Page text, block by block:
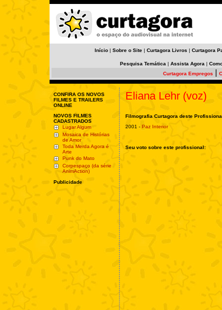
Início | Sobre o Site | Curtagora Livros | Curtagora
Pesquisa Temática | Assista Agora |
Curtagora Empregos
CONFIRA OS NOVOS
FILMES E TRAILERS
ONLINE
NOVOS FILMES
CADASTRADOS
Lugar Algum
Mosaica de Histórias
de Amor
Toda Merda Agora é
Arte
Punk do Mato
Corpespaço (da série
AnimAction)
Publicidade
Eliana Lehr (voz)
Filmografia Curtagora deste
2001 - Paz Interior
Seu voto sobre este profissional: